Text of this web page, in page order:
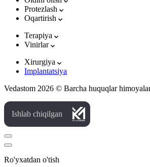
Protezlash
Oqartirish
Terapiya
Vinirlar
Xirurgiya
Implantatsiya
Vedastom 2026 © Barcha huquqlar
Ishlab chiqilgan
Ro'yxatdan o'tish